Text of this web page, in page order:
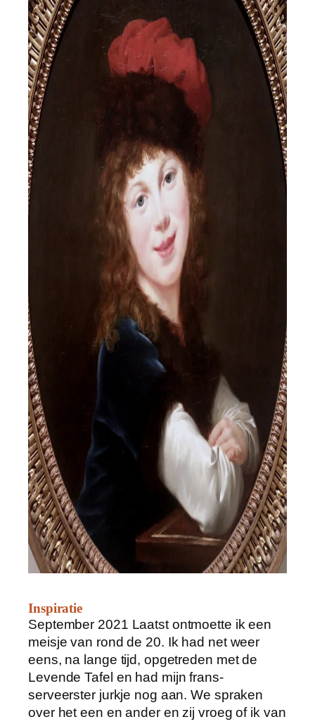
Inspiratie
September 2021 Laatst ontmoette ik een
meisje van rond de 20. Ik had net weer
eens, na lange tijd, opgetreden met de
Levende Tafel en had mijn frans-
serveerster jurkje nog aan. We spraken
over het een en ander en zij vroeg of ik van